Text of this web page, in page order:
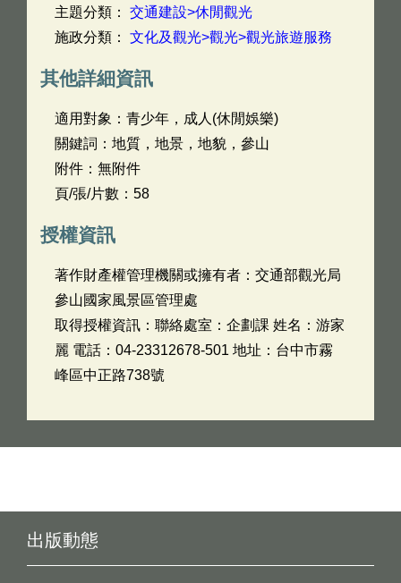
主題分類： 交通建設>休閒觀光
施政分類： 文化及觀光>觀光>觀光旅遊服務
其他詳細資訊
適用對象：青少年，成人(休閒娛樂)
關鍵詞：地質，地景，地貌，參山
附件：無附件
頁/張/片數：58
授權資訊
著作財產權管理機關或擁有者：交通部觀光局
參山國家風景區管理處
取得授權資訊：聯絡處室：企劃課 姓名：游家
麗 電話：04-23312678-501 地址：台中市霧
峰區中正路738號
出版動態